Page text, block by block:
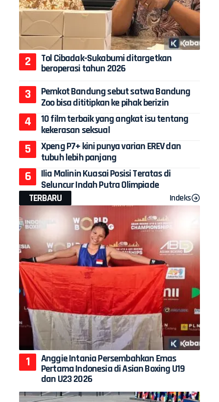
Tol Cibadak-Sukabumi ditargetkan
beroperasi tahun 2026
Pemkot Bandung sebut satwa Bandung
Zoo bisa dititipkan ke pihak berizin
10 film terbaik yang angkat isu tentang
kekerasan seksual
Xpeng P7+ kini punya varian EREV dan
tubuh lebih panjang
Ilia Malinin Kuasai Posisi Teratas di
Seluncur Indah Putra Olimpiade
TERBARU
Indeks
Anggie Intania Persembahkan Emas
Pertama Indonesia di Asian Boxing U19
dan U23 2026